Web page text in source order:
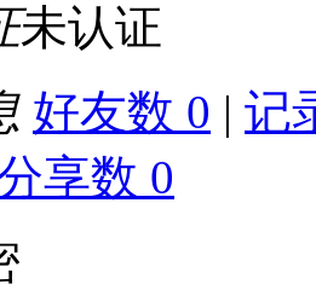
未认证
好友数 0 | 记
享数 0